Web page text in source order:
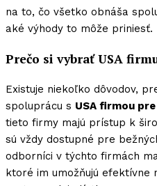
na to, čo všetko obnáša
aké výhody to môže priniesť.
Prečo si vybrať USA
Existuje niekoľko dôvodov,
spoluprácu s USA firmou
tieto firmy majú prístup k
sú vždy dostupné pre
odborníci v týchto firmách
ktoré im umožňujú efektívne